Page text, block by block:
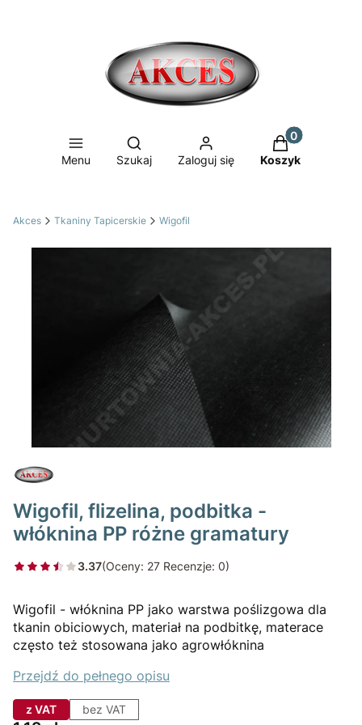
Menu
Otwórz wyszukiwarkę
Szukaj Zaloguj się
Produkty w
Koszyk
Akces Tkaniny Tapicerskie Wigofil
Wigofil, flizelina, podbitka -
włóknina PP różne gramatury
3.37(Oceny: 27 Recenzje: 0)
Wigofil - włóknina PP jako warstwa poślizgowa dla
tkanin obiciowych, materiał na podbitkę, materace
często też stosowana jako agrowłóknina
Przejdź do pełnego opisu
z VAT bez VAT